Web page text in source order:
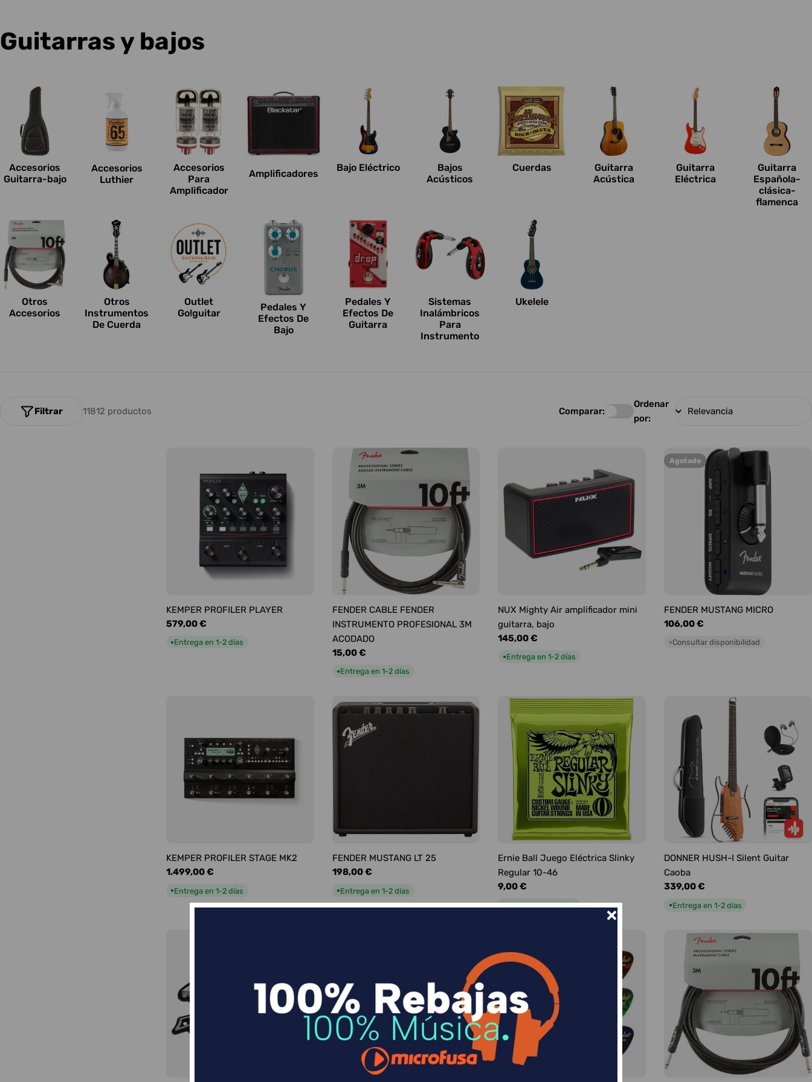
C
c
c
o
n
e
Guitarras y bajos
Accesorios
Guitarra-bajo
Accesorios
Luthier
Accesorios
Para
Amplificador
Amplificadores
Bajo Eléctrico
Bajos
Acústicos
Cuerdas
Guitarra
Acústica
Guitarra
Eléctrica
Guitarra
Española-
clásica-
flamenca
Otros
Accesorios
Otros
Instrumentos
De Cuerda
Outlet
Go!guitar
Pedales Y
Efectos De
Bajo
Pedales Y
Efectos De
Guitarra
Sistemas
Inalámbricos
Para
Instrumento
Ukelele
11812 productos
Filtrar Comparar:
Ordenar
por:
KEMPER PROFILER PLAYER
Precio
habitual
579,00 €
●Entrega en 1-2 días
FENDER CABLE FENDER
INSTRUMENTO PROFESIONAL 3M
ACODADO
Precio
habitual
15,00 €
●Entrega en 1-2 días
NUX Mighty Air amplificador mini
guitarra, bajo
Precio
habitual
145,00 €
●Entrega en 1-2 días
Agotado
FENDER MUSTANG MICRO
Precio
habitual
106,00 €
○Consultar disponibilidad
KEMPER PROFILER STAGE MK2
Precio
1.499,00 €
●Entrega en 1-2 días
FENDER MUSTANG LT 25
Precio
198,00 €
●Entrega en 1-2 días
Ernie Ball Juego Eléctrica Slinky
Regular 10-46
Precio
9,00 €
●Entrega en 1-2 días
DONNER HUSH-I Silent Guitar
Caoba
Precio
339,00 €
●Entrega en 1-2 días